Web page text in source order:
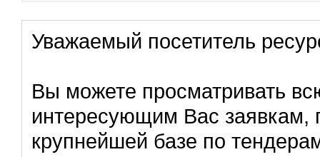
Уважаемый посетитель
Вы можете просматривать
интересующим Вас заявкам,
крупнейшей базе по